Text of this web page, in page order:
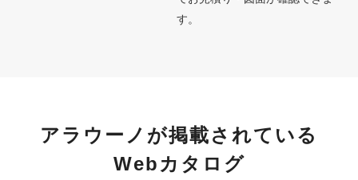
す。
アラウーノが掲載されている
Webカタログ